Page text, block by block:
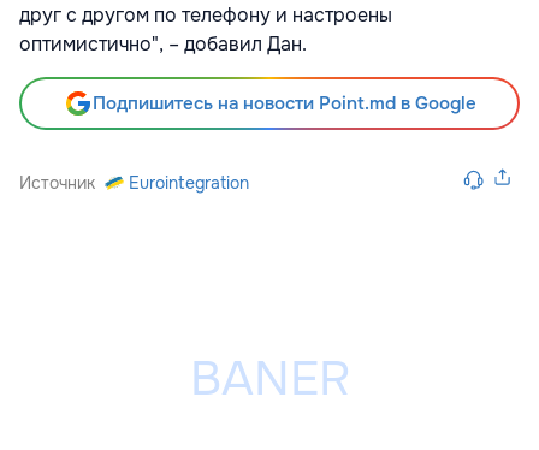
друг с другом по телефону и настроены
оптимистично", – добавил Дан.
Подпишитесь на новости Point.md в Google
Источник Eurointegration